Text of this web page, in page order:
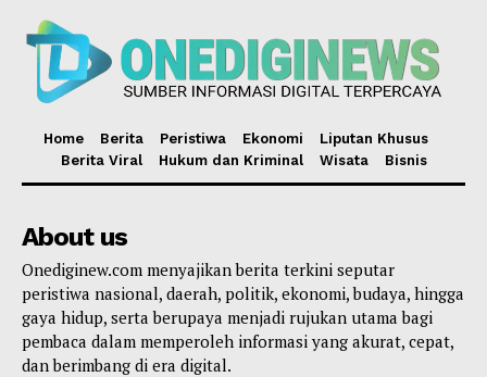
Home Berita Peristiwa Ekonomi
Liputan Khusus
Berita Viral
Hukum dan Kriminal Wisata Bisnis
About us
Onediginew.com menyajikan berita terkini seputar
peristiwa nasional, daerah, politik, ekonomi, budaya, hingga
gaya hidup, serta berupaya menjadi rujukan utama bagi
pembaca dalam memperoleh informasi yang akurat, cepat,
dan berimbang di era digital.